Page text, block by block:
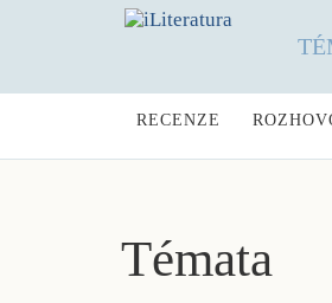
RECENZE
Témata